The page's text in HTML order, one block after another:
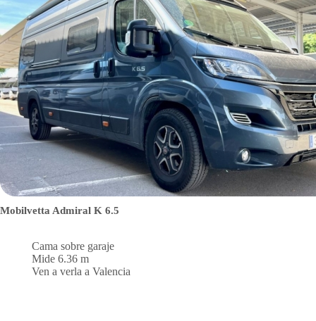
Mobilvetta Admiral K 6.5
Cama sobre garaje
Mide 6.36 m
Ven a verla a Valencia